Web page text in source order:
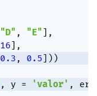
"D" , "E"] ,
16] ,
0.3 , 0.5] ) )
, y = 'valor' ,